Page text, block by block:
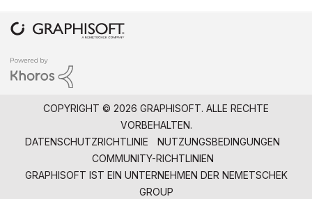
COPYRIGHT © 2026 GRAPHISOFT. ALLE RECHTE
VORBEHALTEN.
DATENSCHUTZRICHTLINIE
NUTZUNGSBEDINGUNGEN
COMMUNITY-RICHTLINIEN
GRAPHISOFT IST EIN UNTERNEHMEN DER NEMETSCHEK
GROUP